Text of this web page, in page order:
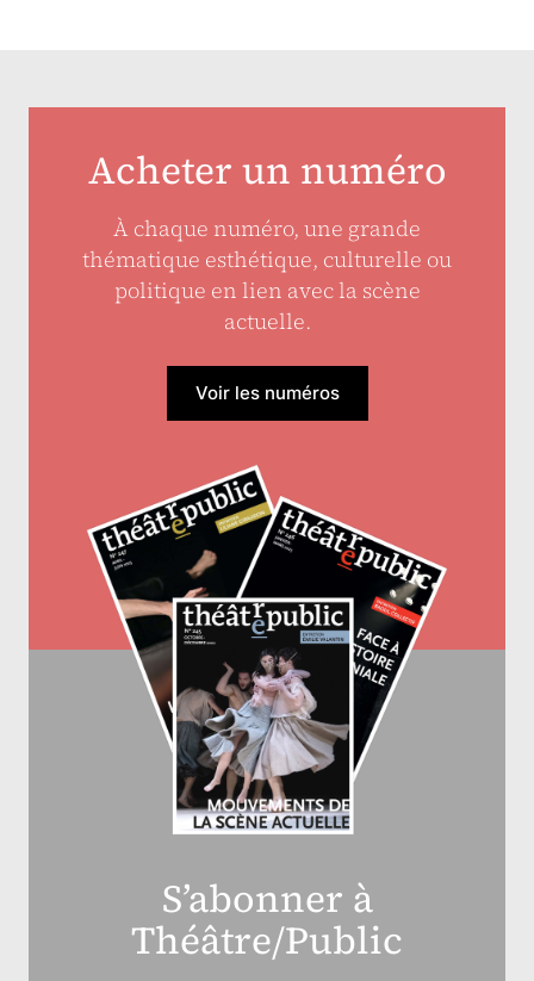
Acheter un numéro
À chaque numéro, une grande
thématique esthétique, culturelle ou
politique en lien avec la scène
actuelle.
Voir les numéros
S’abonner à
Théâtre/Public